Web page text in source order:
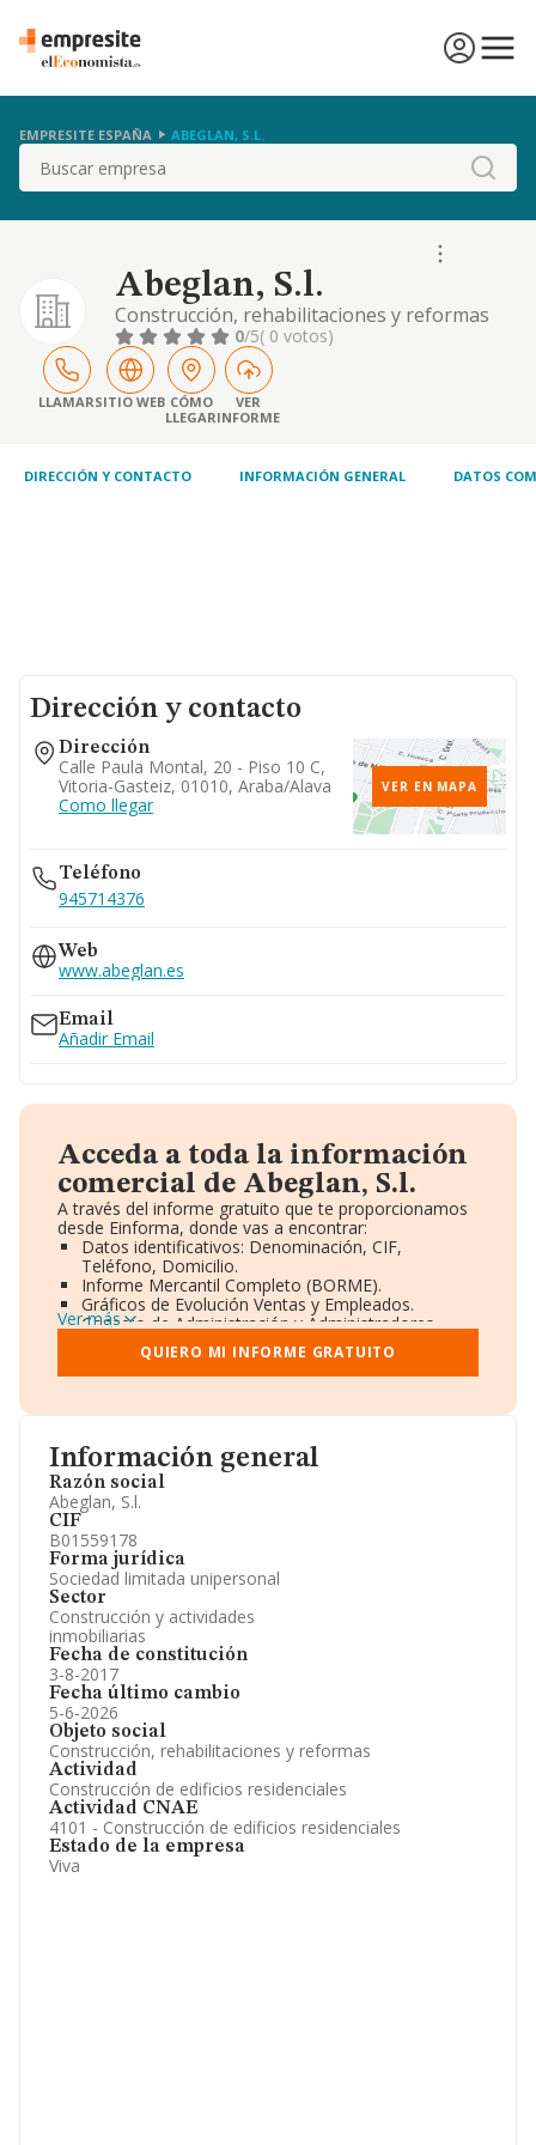
EMPRESITE ESPAÑA ABEGLAN, S.L.
Buscar
Abeglan, S.l.
Construcción, rehabilitaciones y reformas
0/5( 0 votos)
LLAMARSITIO WEB CÓMO
LLEGAR
VER
INFORME
DIRECCIÓN Y CONTACTO INFORMACIÓN GENERAL DATOS
Información general
Razón social
Abeglan, S.l.
CIF
B01559178
Forma jurídica
Sociedad limitada unipersonal
Sector
Construcción y actividades
inmobiliarias
Fecha de constitución
3-8-2017
Fecha último cambio
5-6-2026
Objeto social
Construcción, rehabilitaciones y reformas
Actividad
Construcción de edificios residenciales
Actividad CNAE
4101 - Construcción de edificios residenciales
Estado de la empresa
Viva
Dirección y contacto
Dirección
Calle Paula Montal, 20 - Piso 10 C,
Vitoria-Gasteiz, 01010, Araba/alava
Como llegar
VER EN MAPA
Teléfono
945714376
Web
www.abeglan.es
Email
Añadir Email
Acceda a toda la información
comercial de Abeglan, S.l.
A través del informe gratuito que te proporcionamos
desde Einforma, donde vas a encontrar:
Datos identificativos: Denominación, CIF,
Teléfono, Domicilio.
Informe Mercantil Completo (BORME).
Gráficos de Evolución Ventas y Empleados.
Consejo de Administración y Administradores.
Directivos y Ejecutivos.
Accionistas.
Participaciones y Vinculaciones en otras empresas.
Información oficial y registral complementaria.
Ver más
QUIERO MI INFORME GRATUITO